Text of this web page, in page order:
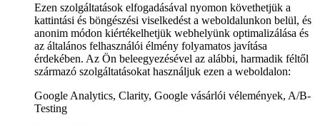
Ezen szolgáltatások elfogadásával nyomon követhetjük a
kattintási és böngészési viselkedést a weboldalunkon belül, és
anonim módon kiértékelhetjük webhelyünk optimalizálása és
az általános felhasználói élmény folyamatos javítása
érdekében. Az Ön beleegyezésével az alábbi, harmadik féltől
származó szolgáltatásokat használjuk ezen a weboldalon:
Google Analytics, Clarity, Google vásárlói vélemények, A/B-
Testing